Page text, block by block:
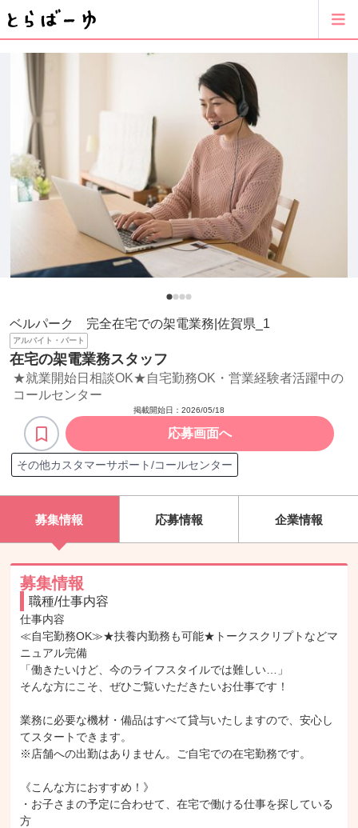
ベルパーク 完全在宅での架電業務|佐賀県_1
アルバイト・パート
在宅の架電業務スタッフ
★就業開始日相談OK★自宅勤務OK・営業経験者活躍中の
コールセンター
掲載開始日： 2026/05/18
応募画面へ
その他カスタマーサポート/コールセンター
募集情報 応募情報 企業情報
募集情報
職種/仕事内容
仕事内容
≪自宅勤務OK≫★扶養内勤務も可能★トークスクリプトなどマ
ニュアル完備
「働きたいけど、今のライフスタイルでは難しい…」
そんな方にこそ、ぜひご覧いただきたいお仕事です！
業務に必要な機材・備品はすべて貸与いたしますので、安心し
てスタートできます。
※店舗への出勤はありません。ご自宅での在宅勤務です。
《こんな方におすすめ！》
・お子さまの予定に合わせて、在宅で働ける仕事を探している
方